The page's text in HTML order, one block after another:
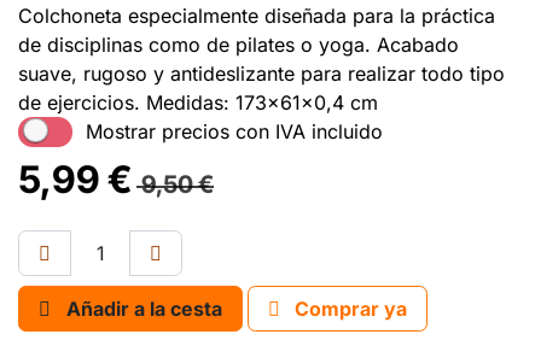
Colchoneta especialmente diseñada para la práctica
de disciplinas como de pilates o yoga. Acabado
suave, rugoso y antideslizante para realizar todo tipo
de ejercicios. Medidas: 173x61x0,4 cm
Mostrar precios con IVA incluido
5,99€ 9,50€
Añadir a la cesta
Comprar ya